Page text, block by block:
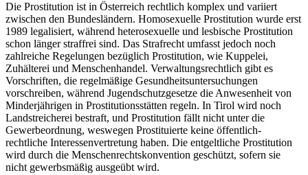
Die Prostitution ist in Österreich rechtlich komplex und variiert
zwischen den Bundesländern. Homosexuelle Prostitution wurde erst
1989 legalisiert, während heterosexuelle und lesbische Prostitution
schon länger straffrei sind. Das Strafrecht umfasst jedoch noch
zahlreiche Regelungen bezüglich Prostitution, wie Kuppelei,
Zuhälterei und Menschenhandel. Verwaltungsrechtlich gibt es
Vorschriften, die regelmäßige Gesundheitsuntersuchungen
vorschreiben, während Jugendschutzgesetze die Anwesenheit von
Minderjährigen in Prostitutionsstätten regeln. In Tirol wird noch
Landstreicherei bestraft, und Prostitution fällt nicht unter die
Gewerbeordnung, weswegen Prostituierte keine öffentlich-
rechtliche Interessenvertretung haben. Die entgeltliche Prostitution
wird durch die Menschenrechtskonvention geschützt, sofern sie
nicht gewerbsmäßig ausgeübt wird.